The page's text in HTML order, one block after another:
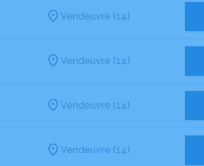
Vendeuvre (14)
Vendeuvre (14)
Vendeuvre (14)
Vendeuvre (14)